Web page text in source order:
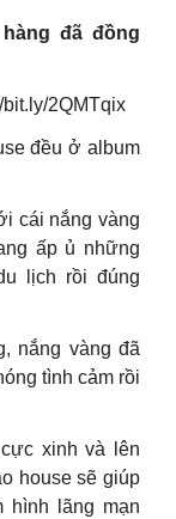
đã đồng
2QMTqix
đều ở album
cái nắng vàng
ấp ủ những
lịch rồi đúng
nắng vàng đã
tình cảm rồi
xinh và lên
house sẽ giúp
hình lãng mạn